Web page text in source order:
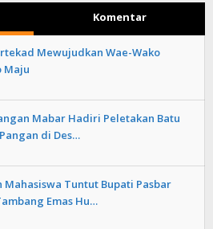
Komentar
Mewujudkan Wae-Wako
Maju
Mabar Hadiri Peletakan Batu
di Des…
Mahasiswa Tuntut Bupati Pasbar
Emas Hu…